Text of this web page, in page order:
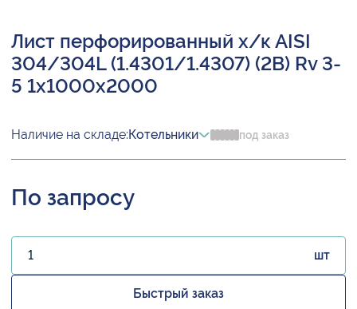
Лист перфорированный х/к AISI
304/304L (1.4301/1.4307) (2B) Rv 3-
5 1х1000х2000
Наличие на складе:Котельники под заказ
По запросу
шт
Быстрый заказ